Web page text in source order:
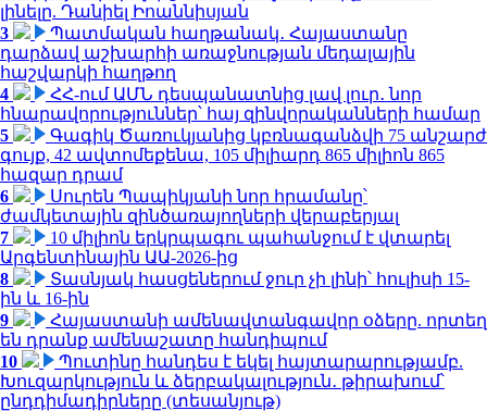
լինելը. Դանիել Իոաննիսյան
3
Պատմական հաղթանակ․ Հայաստանը
դարձավ աշխարհի առաջնության մեդալային
հաշվարկի հաղթող
4
ՀՀ-ում ԱՄՆ դեսպանատնից լավ լուր․ նոր
հնարավորություններ՝ հայ զինվորականների համար
5
Գագիկ Ծառուկյանից կբռնագանձվի 75 անշարժ
գույք, 42 ավտոմեքենա, 105 միլիարդ 865 միլիոն 865
հազար դրամ
6
Սուրեն Պապիկյանի նոր հրամանը՝
ժամկետային զինծառայողների վերաբերյալ
7
10 միլիոն երկրպագու պահանջում է վտարել
Արգենտինային ԱԱ-2026-ից
8
Տասնյակ հասցեներում ջուր չի լինի՝ հուլիսի 15-
ին և 16-ին
9
Հայաստանի ամենավտանգավոր օձերը. որտեղ
են դրանք ամենաշատը հանդիպում
10
Պուտինը հանդես է եկել հայտարարությամբ.
Խուզարկություն և ձերբակալություն․ թիրախում՝
ընդդիմադիրները (տեսանյութ)